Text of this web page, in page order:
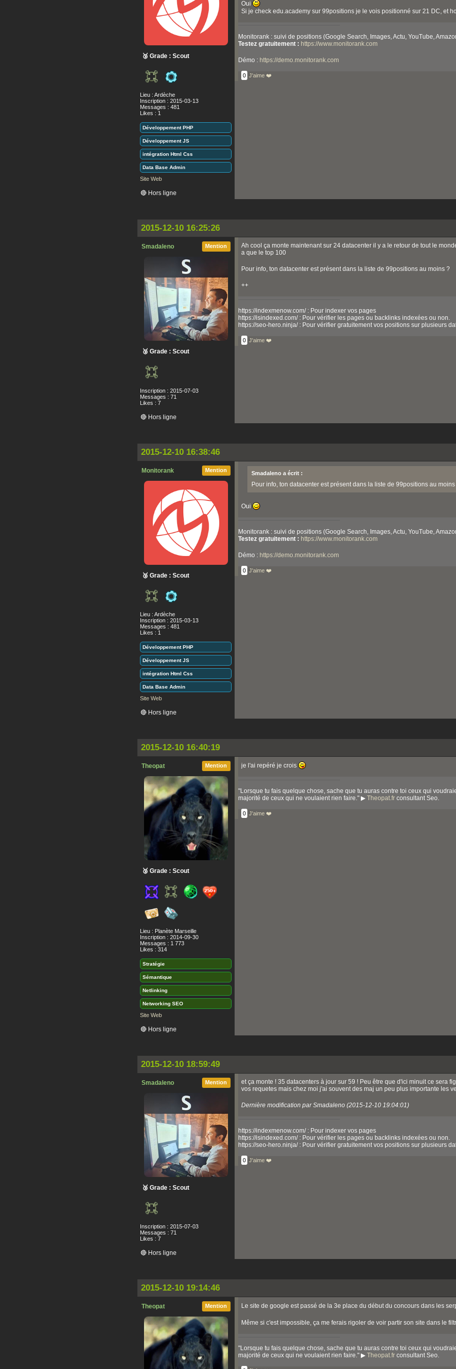
🥉 Grade : Scout
Lieu : Ardèche
Inscription : 2015-03-13
Messages : 481
Likes : 1
Développement PHP
Développement JS
intégration Html Css
Data Base Admin
Site Web
Oui
Si je check edu.academy sur 99positions je le vois positionné sur 21 DC, et
Monitorank : suivi de positions (Google Search, Images, Actu, YouTube,
Testez gratuitement : https://www.monitorank.com
Démo : https://demo.monitorank.com
0 J'aime ❤️
🔴 Hors ligne
2015-12-10 16:25:26
Mention
Smadaleno
🥉 Grade : Scout
Inscription : 2015-07-03
Messages : 71
Likes : 7
Ah cool ça monte maintenant sur 24 datacenter il y a le retour de tout le
a que le top 100
Pour info, ton datacenter est présent dans la liste de 99positions au moins ?
++
https://indexmenow.com/ : Pour indexer vos pages
https://isindexed.com/ : Pour vérifier les pages ou backlinks indexées ou non.
https://seo-hero.ninja/ : Pour vérifier gratuitement vos positions sur plusieurs
0 J'aime ❤️
🔴 Hors ligne
2015-12-10 16:38:46
Mention
Monitorank
🥉 Grade : Scout
Lieu : Ardèche
Inscription : 2015-03-13
Messages : 481
Likes : 1
Développement PHP
Développement JS
intégration Html Css
Data Base Admin
Site Web
Smadaleno a écrit :
Pour info, ton datacenter est présent dans la liste de 99positions au moins
Oui
Monitorank : suivi de positions (Google Search, Images, Actu, YouTube,
Testez gratuitement : https://www.monitorank.com
Démo : https://demo.monitorank.com
0 J'aime ❤️
🔴 Hors ligne
2015-12-10 16:40:19
Mention
Theopat
🥉 Grade : Scout
Lieu : Planète Marseille
Inscription : 2014-09-30
Messages : 1 773
Likes : 314
Stratégie
Sémantique
Netlinking
Networking SEO
Site Web
je l'ai repéré je crois
"Lorsque tu fais quelque chose, sache que tu auras contre toi ceux qui
majorité de ceux qui ne voulaient rien faire." ▶ Theopat.fr consultant Seo.
0 J'aime ❤️
🔴 Hors ligne
2015-12-10 18:59:49
Mention
Smadaleno
🥉 Grade : Scout
Inscription : 2015-07-03
Messages : 71
Likes : 7
et ça monte ! 35 datacenters à jour sur 59 ! Peu être que d'ici minuit ce sera
vos requetes mais chez moi j'ai souvent des maj un peu plus importante les
Dernière modification par Smadaleno (2015-12-10 19:04:01)
https://indexmenow.com/ : Pour indexer vos pages
https://isindexed.com/ : Pour vérifier les pages ou backlinks indexées ou non.
https://seo-hero.ninja/ : Pour vérifier gratuitement vos positions sur plusieurs
0 J'aime ❤️
🔴 Hors ligne
2015-12-10 19:14:46
Mention
Theopat Le site de google est passé de la 3e place du début du concours dans les
Même si c'est impossible, ça me ferais rigoler de voir partir son site dans le
"Lorsque tu fais quelque chose, sache que tu auras contre toi ceux qui
majorité de ceux qui ne voulaient rien faire." ▶ Theopat.fr consultant Seo.